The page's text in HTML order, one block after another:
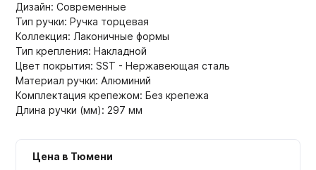
Дизайн: Современные
Тип ручки: Ручка торцевая
Коллекция: Лаконичные формы
Тип крепления: Накладной
Цвет покрытия: SST - Нержавеющая сталь
Материал ручки: Алюминий
Комплектация крепежом: Без крепежа
Длина ручки (мм): 297 мм
Цена в Тюмени